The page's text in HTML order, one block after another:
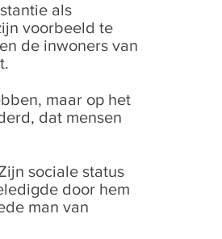
als
voorbeeld te
de inwoners van
maar op het
dat mensen
sociale status
door hem
man van